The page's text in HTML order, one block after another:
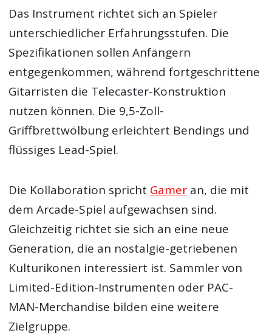
Das Instrument richtet sich an Spieler
unterschiedlicher Erfahrungsstufen. Die
Spezifikationen sollen Anfängern
entgegenkommen, während fortgeschrittene
Gitarristen die Telecaster-Konstruktion
nutzen können. Die 9,5-Zoll-
Griffbrettwölbung erleichtert Bendings und
flüssiges Lead-Spiel.
Die Kollaboration spricht Gamer an, die mit
dem Arcade-Spiel aufgewachsen sind.
Gleichzeitig richtet sie sich an eine neue
Generation, die an nostalgie-getriebenen
Kulturikonen interessiert ist. Sammler von
Limited-Edition-Instrumenten oder PAC-
MAN-Merchandise bilden eine weitere
Zielgruppe.